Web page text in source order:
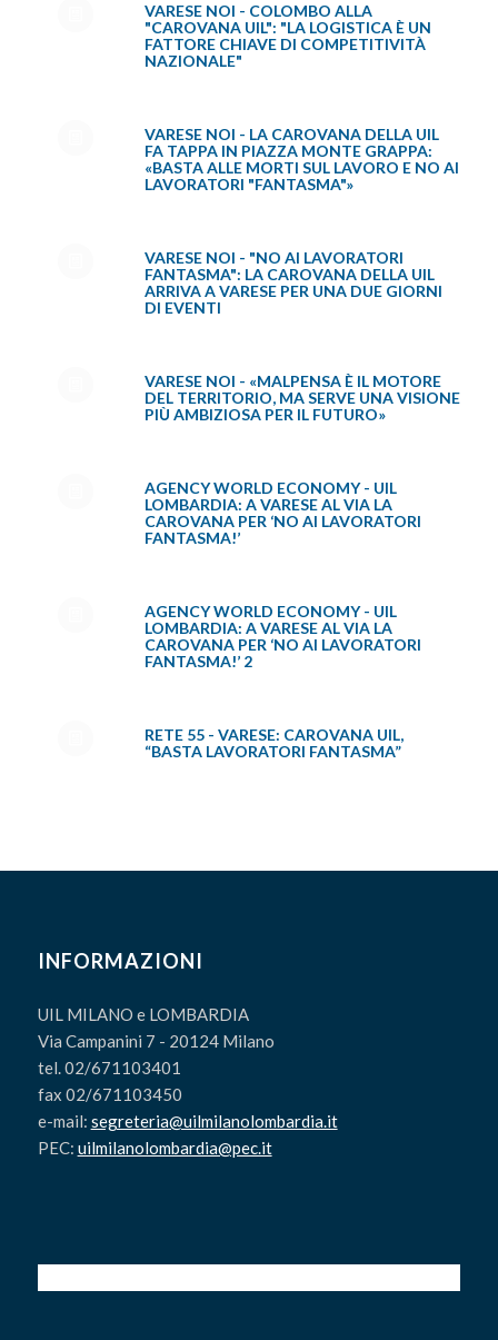
VARESE NOI - COLOMBO ALLA
"CAROVANA UIL": "LA LOGISTICA È UN
FATTORE CHIAVE DI COMPETITIVITÀ
NAZIONALE"
VARESE NOI - LA CAROVANA DELLA UIL
FA TAPPA IN PIAZZA MONTE GRAPPA:
«BASTA ALLE MORTI SUL LAVORO E NO AI
LAVORATORI "FANTASMA"»
VARESE NOI - "NO AI LAVORATORI
FANTASMA": LA CAROVANA DELLA UIL
ARRIVA A VARESE PER UNA DUE GIORNI
DI EVENTI
VARESE NOI - «MALPENSA È IL MOTORE
DEL TERRITORIO, MA SERVE UNA VISIONE
PIÙ AMBIZIOSA PER IL FUTURO»
AGENCY WORLD ECONOMY - UIL
LOMBARDIA: A VARESE AL VIA LA
CAROVANA PER ‘NO AI LAVORATORI
FANTASMA!’
AGENCY WORLD ECONOMY - UIL
LOMBARDIA: A VARESE AL VIA LA
CAROVANA PER ‘NO AI LAVORATORI
FANTASMA!’ 2
RETE 55 - VARESE: CAROVANA UIL,
“BASTA LAVORATORI FANTASMA”
INFORMAZIONI
UIL MILANO e LOMBARDIA
Via Campanini 7 - 20124 Milano
tel. 02/671103401
fax 02/671103450
e-mail: segreteria@uilmilanolombardia.it
PEC: uilmilanolombardia@pec.it